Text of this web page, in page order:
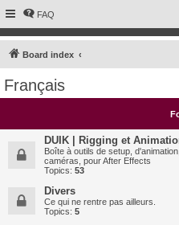
FAQ
Board index
Français
DUIK | Rigging et
Boîte à outils de setup,
caméras, pour After Effects
Topics: 53
Divers
Ce qui ne rentre pas ailleurs.
Topics: 5